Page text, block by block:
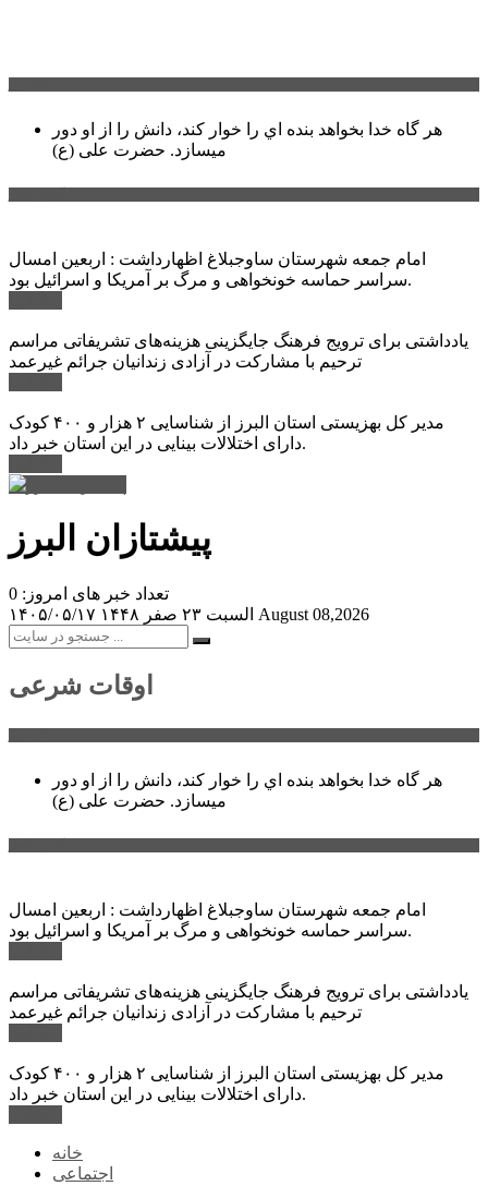
هر گاه خدا بخواهد بنده اي را خوار كند، دانش را از او دور
میسازد. حضرت علی (ع)
امام جمعه شهرستان ساوجبلاغ اظهارداشت : اربعین امسال
سراسر حماسه خونخواهی و مرگ بر آمریکا و اسرائیل بود.
یادداشتی برای ترویج فرهنگ جایگزینی هزینه‌های تشریفاتی مراسم
ترحیم با مشارکت در آزادی زندانیان جرائم غیرعمد
مدیر کل بهزیستی استان البرز از شناسایی ۲ هزار و ۴۰۰ کودک
دارای اختلالات بینایی در این استان خبر داد.
پیشتازان البرز
تعداد خبر های امروز: 0
۱۴۰۵/۰۵/۱۷
السبت ۲۳ صفر ۱۴۴۸ August 08,2026
اوقات شرعی
هر گاه خدا بخواهد بنده اي را خوار كند، دانش را از او دور
میسازد. حضرت علی (ع)
امام جمعه شهرستان ساوجبلاغ اظهارداشت : اربعین امسال
سراسر حماسه خونخواهی و مرگ بر آمریکا و اسرائیل بود.
یادداشتی برای ترویج فرهنگ جایگزینی هزینه‌های تشریفاتی مراسم
ترحیم با مشارکت در آزادی زندانیان جرائم غیرعمد
مدیر کل بهزیستی استان البرز از شناسایی ۲ هزار و ۴۰۰ کودک
دارای اختلالات بینایی در این استان خبر داد.
خانه
اجتماعی